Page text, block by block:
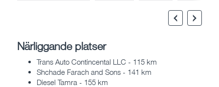
Närliggande platser
Trans Auto Contincental LLC - 115 km
Shchade Farach and Sons - 141 km
Diesel Tamra - 155 km